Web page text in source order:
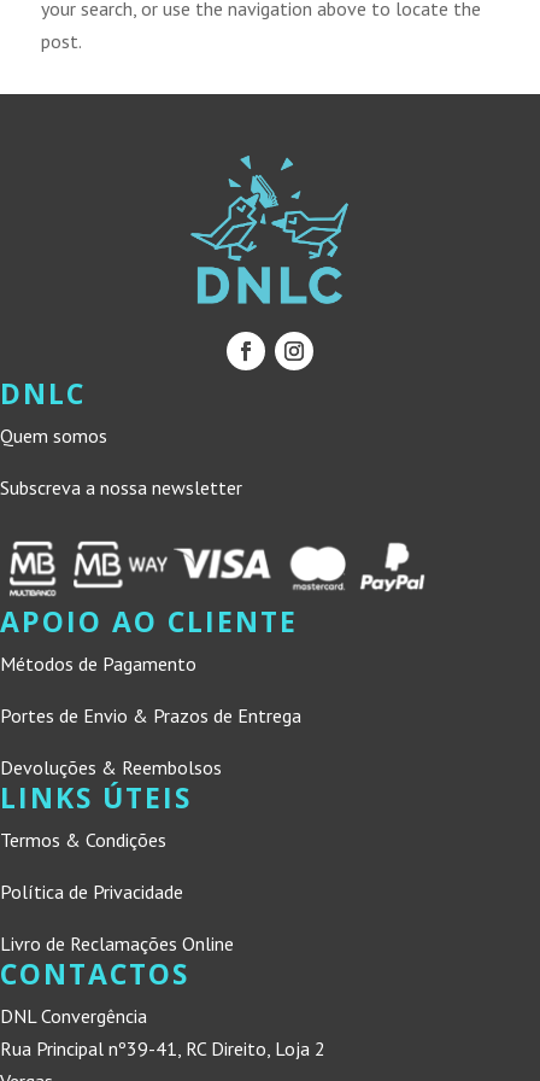
your search, or use the navigation above to locate the
post.
DNLC
Quem somos
Subscreva a nossa newsletter
APOIO AO CLIENTE
Métodos de Pagamento
Portes de Envio & Prazos de Entrega
Devoluções & Reembolsos
LINKS ÚTEIS
Termos & Condições
Política de Privacidade
Livro de Reclamações Online
CONTACTOS
DNL Convergência
Rua Principal nº39-41, RC Direito, Loja 2